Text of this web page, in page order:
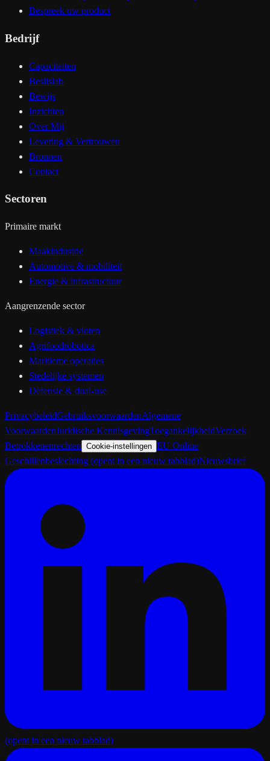
Bespreek uw product
Bedrijf
Capaciteiten
Beslislab
Bewijs
Inzichten
Over Mij
Levering & Vertrouwen
Bronnen
Contact
Sectoren
Primaire markt
Maakindustrie
Automotive & mobiliteit
Energie & infrastructuur
Aangrenzende sector
Logistiek & vloten
Agrifoodrobotica
Maritieme operaties
Stedelijke systemen
Defensie & dual-use
PrivacybeleidGebruiksvoorwaardenAlgemene
VoorwaardenJuridische KennisgevingToegankelijkheidVerzoek
Betrokkenenrechten Cookie-instellingen EU Online
Geschillenbeslechting (opent in een nieuw tabblad)Nieuwsbrief
(opent in een nieuw tabblad)